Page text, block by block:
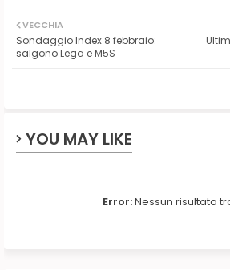
ats
VECCHIA
Sondaggio Index 8 febbraio:
salgono Lega e M5S
YOU MAY LIKE
Error:Nessun risultato